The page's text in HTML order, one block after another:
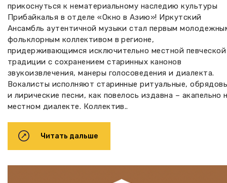
прикоснуться к нематериальному наследию культуры
Прибайкалья в отделе «Окно в Азию»! Иркутский
Ансамбль аутентичной музыки стал первым
фольклорным коллективом в регионе,
придерживающимся исключительно местной певческой
традиции с сохранением старинных канонов
звукоизвлечения, манеры голосоведения и диалекта.
Вокалисты исполняют старинные ритуальные,
и лирические песни, как повелось издавна – акапельно
местном диалекте. Коллектив..
Читать дальше